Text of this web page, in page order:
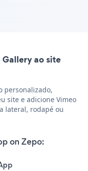
ao site
personalizado,
site e adicione Vimeo
lateral, rodapé ou
on Zepo: